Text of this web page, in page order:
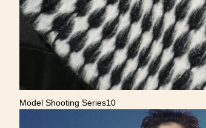
Model Shooting Series10